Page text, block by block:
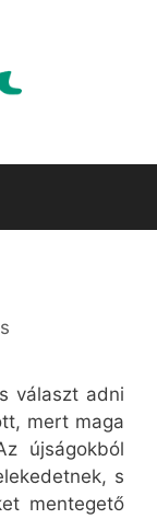
választ adni
mert maga
újságokból
s
mentegető